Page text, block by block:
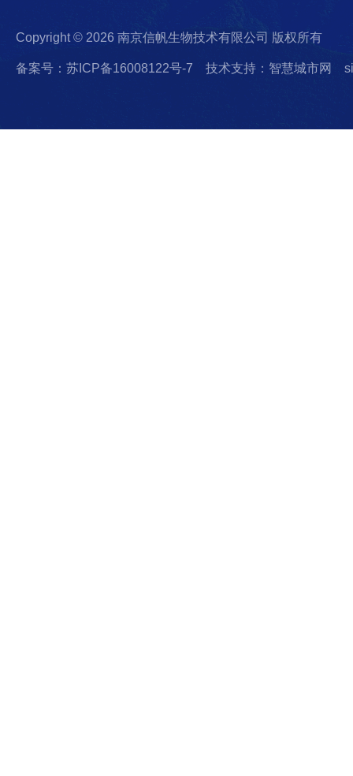
Copyright © 2026 南京信帆生物技术有限公司 版权所有
备案号：苏ICP备16008122号-7 技术支持：智慧城市网